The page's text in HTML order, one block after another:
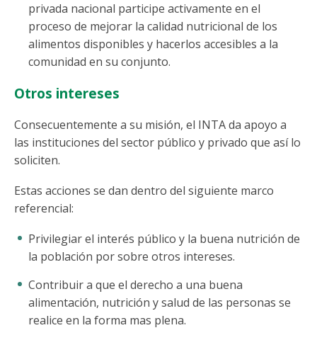
privada nacional participe activamente en el
proceso de mejorar la calidad nutricional de los
alimentos disponibles y hacerlos accesibles a la
comunidad en su conjunto.
Otros intereses
Consecuentemente a su misión, el INTA da apoyo a
las instituciones del sector público y privado que así lo
soliciten.
Estas acciones se dan dentro del siguiente marco
referencial:
Privilegiar el interés público y la buena nutrición de
la población por sobre otros intereses.
Contribuir a que el derecho a una buena
alimentación, nutrición y salud de las personas se
realice en la forma mas plena.